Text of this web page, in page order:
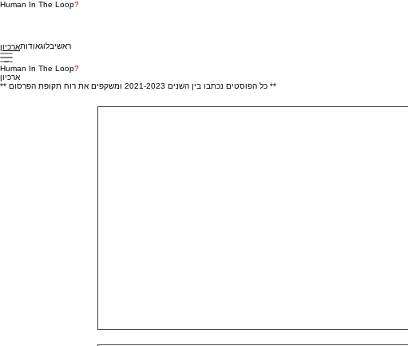
Human In The Loop?
ארכיוןאודותבלוגראשי
Human In The Loop?
ארכיון
** כל הפוסטים נכתבו בין השנים 2021-2023 ומשקפים את רוח תקופת הפרסום **